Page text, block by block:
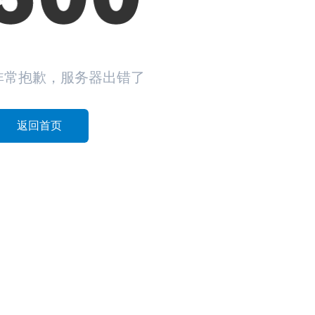
常抱歉，服务器出错了
返回首页